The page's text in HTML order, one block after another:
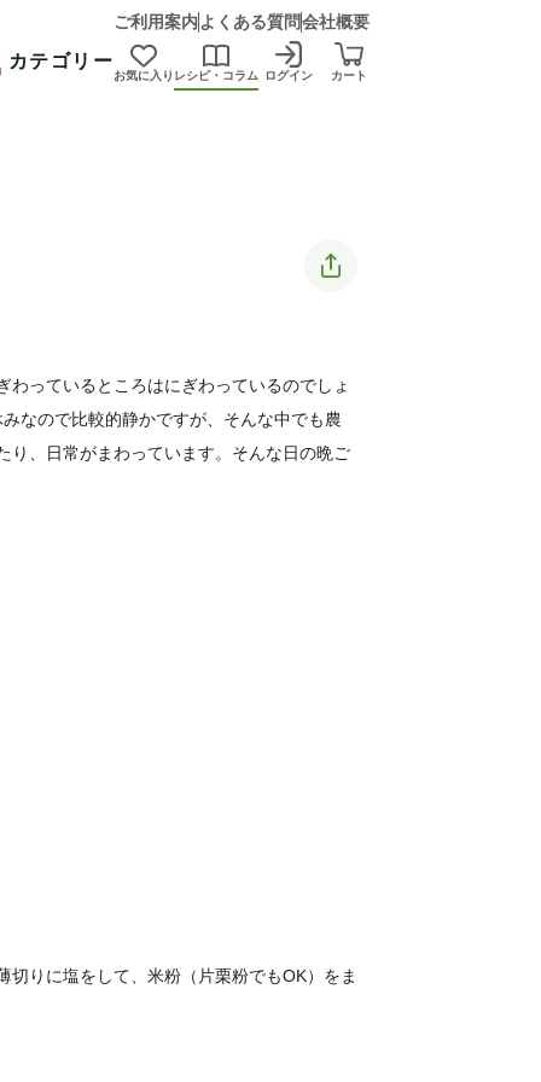
ご利用案内 よくある質問会社概要
カテゴリー
お気に入り レシピ・コラム ログイン カート
っているところはにぎわっているのでしょ
なので比較的静かですが、そんな中でも農
り、日常がまわっています。そんな日の晩ご
りに塩をして、米粉（片栗粉でもOK）をま